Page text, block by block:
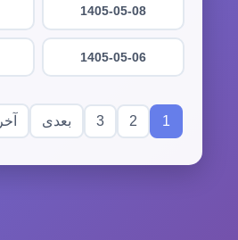
1405-05-08
1405-05-06
1
2
3 بعدی آخر